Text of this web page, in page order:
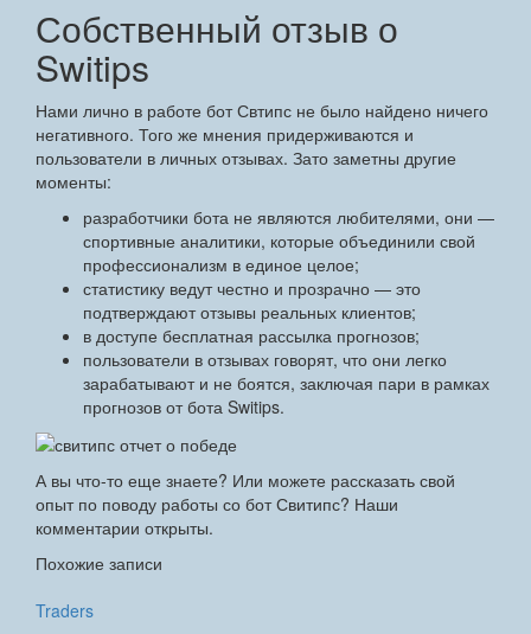
Собственный отзыв о
Switips
Нами лично в работе бот Свтипс не было найдено ничего
негативного. Того же мнения придерживаются и
пользователи в личных отзывах. Зато заметны другие
моменты:
разработчики бота не являются любителями, они —
спортивные аналитики, которые объединили свой
профессионализм в единое целое;
статистику ведут честно и прозрачно — это
подтверждают отзывы реальных клиентов;
в доступе бесплатная рассылка прогнозов;
пользователи в отзывах говорят, что они легко
зарабатывают и не боятся, заключая пари в рамках
прогнозов от бота Switips.
А вы что-то еще знаете? Или можете рассказать свой
опыт по поводу работы со бот Свитипс? Наши
комментарии открыты.
Похожие записи
Traders